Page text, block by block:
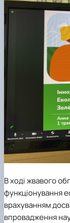
В ході жвавого
функціонування
врахуванням
впровадження